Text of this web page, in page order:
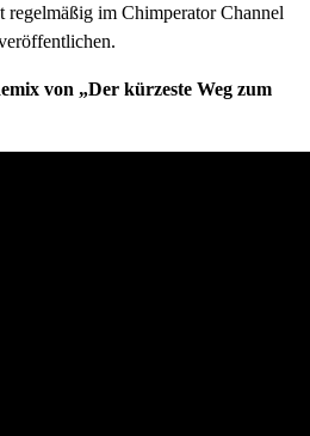
im Chimperator Channel
von „Der kürzeste Weg zum